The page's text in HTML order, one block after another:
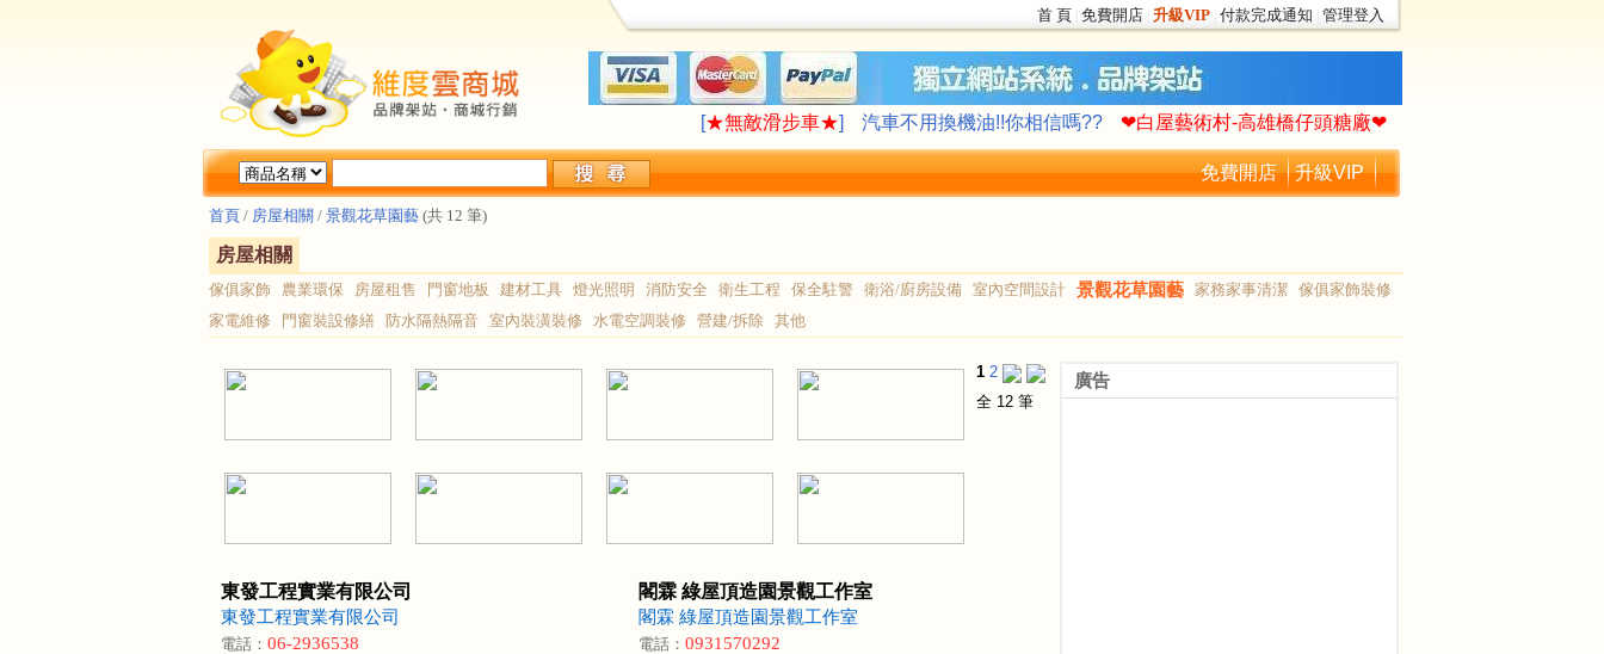
首 頁 免費開店 升級VIP| 付款完成通知 管理登入
∮旅遊住宿,創作你的生命故事∮
LAVAZZA 咖啡機合作供應
❤白屋藝術村-高雄橋仔頭糖廠❤
汽車不用換機油!!你相信嗎??
[★無敵滑步車★]
驚!老爸買了一艘遊艇
∮旅遊住宿,創作你的生命故事∮
LAVAZZA 咖啡機合作供應
❤白屋藝術村-高雄橋仔頭糖廠❤
升級VIP
免費開店
首頁/房屋相關 / 景觀花草園藝(共 12 筆)
房屋相關
傢俱家飾 農業環保 房屋租售 門窗地板 建材工具 燈光照明 消防安全 衛生工程 保全駐警 衛浴/廚房設備 室內空間設計 景觀花草園藝 家務家事清潔
傢俱家飾裝修
家電維修
門窗裝設修繕 防水隔熱隔音 室內裝潢裝修 水電空調裝修 營建/拆除 其他
東發工程實業有限公司
東發工程實業有限公司
電話： 06-2936538
閣霖 綠屋頂造園景觀工作室
閣霖 綠屋頂造園景觀工作室
電話： 0931570292
1 2
全 12 筆
廣告